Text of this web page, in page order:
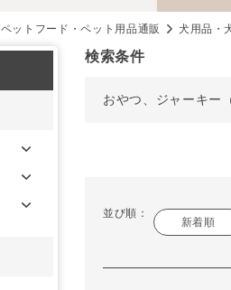
ペットフード・ペット用品通販 犬用品・
検索条件
おやつ、ジャーキー
並び順：
新着順